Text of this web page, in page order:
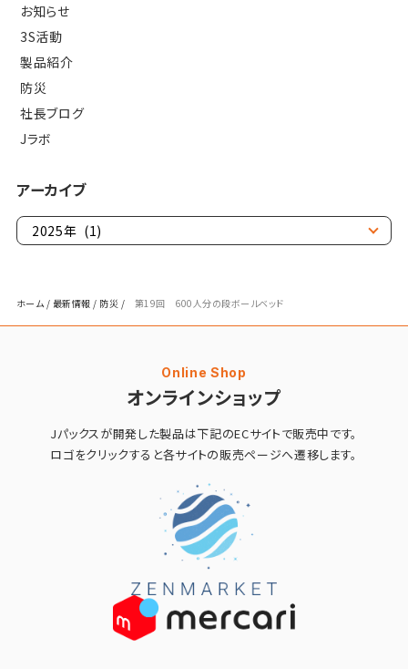
お知らせ
3S活動
製品紹介
防災
社長ブログ
Jラボ
アーカイブ
ホーム / 最新情報 / 防災 / 第19回 600人分の段ボールベッド
Online Shop
オンラインショップ
Jパックスが開発した製品は下記のECサイトで販売中です。
ロゴをクリックすると各サイトの販売ページへ遷移します。